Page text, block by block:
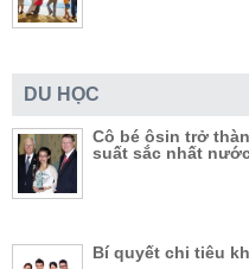
DU HỌC
Cô bé ôsin trở
suất sắc nhất
Bí quyết chi tiêu